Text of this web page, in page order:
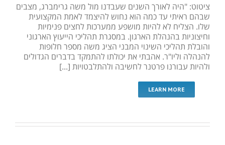
ציטוט: "היה לאורך השנים שעבדנו מול משה גרימברג, מצבים
שבהם ראיתי עד כמה הוא נחוש להיצמד לאמת המקצועית
שלו. הצליח לא להיות מושפע ממערכות לחצים פנימיות
וחיצוניות בהנהלת הארגון. במסגרת תהליכי הייעוץ הארגוני
והובלת תהליכי השינוי המבני הציג משה מספר חלופות
להנהלה וליו"ר. אהבתי את יכולתו להתמקד בדברים הגדולים
ולהיות עבורנו פרטנר לחשיבה ולהתלבטויות [...]
LEARN MORE